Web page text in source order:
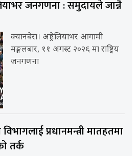
जनगणना : समुदायले जान्नै
क्यानबेरा। अष्ट्रेलियाभर आगामी
मङ्गलबार, ११ अगस्ट २०२६ मा राष्ट्रिय
जनगणना
प्रधानमन्त्री मातहतमा
तर्क